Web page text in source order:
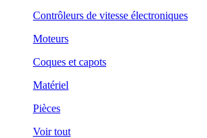
Contrôleurs de vitesse électroniques
Moteurs
Coques et capots
Matériel
Pièces
Voir tout